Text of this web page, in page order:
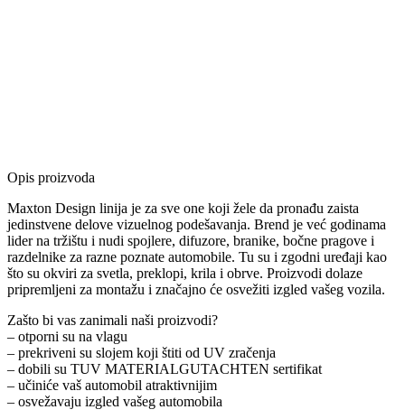
Opis proizvoda
Maxton Design linija je za sve one koji žele da pronađu zaista
jedinstvene delove vizuelnog podešavanja. Brend je već godinama
lider na tržištu i nudi spojlere, difuzore, branike, bočne pragove i
razdelnike za razne poznate automobile. Tu su i zgodni uređaji kao
što su okviri za svetla, preklopi, krila i obrve. Proizvodi dolaze
pripremljeni za montažu i značajno će osvežiti izgled vašeg vozila.
Zašto bi vas zanimali naši proizvodi?
– otporni su na vlagu
– prekriveni su slojem koji štiti od UV zračenja
– dobili su TUV MATERIALGUTACHTEN sertifikat
– učiniće vaš automobil atraktivnijim
– osvežavaju izgled vašeg automobila